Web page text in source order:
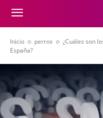
Inicio perros
¿Cuáles son
España?